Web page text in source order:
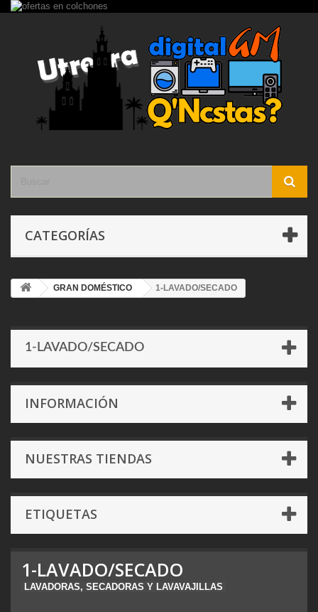
CATEGORÍAS
GRAN DOMÉSTICO 1-LAVADO/SECADO
1-LAVADO/SECADO
INFORMACIÓN
NUESTRAS TIENDAS
ETIQUETAS
1-LAVADO/SECADO
LAVADORAS, SECADORAS Y LAVAVAJILLAS